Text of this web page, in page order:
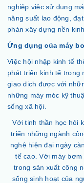
nghiệp việc sử dụng
năng suất lao động,
phàn xây dựng nền
Ứng dụng của máy
Việc hội nhập kinh tế
phát triển kinh tế
giao dịch được với
những máy móc kỹ
sống xã hội.
Với tinh thần học hỏi
triển những ngành
nghệ hiện đại ngày
tế cao. Với máy
trong sản xuất công
sống sinh hoạt của